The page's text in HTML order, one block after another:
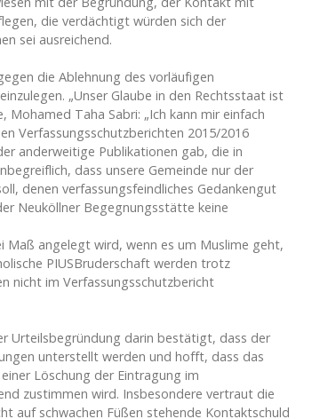
die verdächtigt würden sich der
sei ausreichend.
die Ablehnung des vorläufigen
„Unser Glaube in den Rechtsstaat ist
Taha Sabri: „Ich kann mir einfach
Verfassungsschutzberichten 2015/2016
anderweitige Publikationen gab, die in
dass unsere Gemeinde nur der
denen verfassungsfeindliches Gedankengut
Neuköllner Begegnungsstätte keine
Maß angelegt wird, wenn es um Muslime geht,
PIUSBruderschaft werden trotz
nicht im Verfassungsschutzbericht
Urteilsbegründung darin bestätigt, dass der
unterstellt werden und hofft, dass das
Löschung der Eintragung im
zustimmen wird. Insbesondere vertraut die
auf schwachen Füßen stehende Kontaktschuld